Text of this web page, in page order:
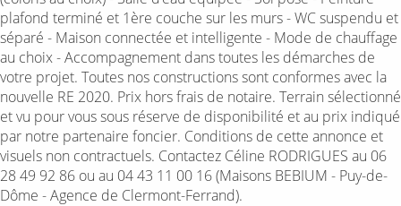
plafond terminé et 1ère couche sur les murs - WC suspendu et
séparé - Maison connectée et intelligente - Mode de chauffage
au choix - Accompagnement dans toutes les démarches de
votre projet. Toutes nos constructions sont conformes avec la
nouvelle RE 2020. Prix hors frais de notaire. Terrain sélectionné
et vu pour vous sous réserve de disponibilité et au prix indiqué
par notre partenaire foncier. Conditions de cette annonce et
visuels non contractuels. Contactez Céline RODRIGUES au 06
28 49 92 86 ou au 04 43 11 00 16 (Maisons BEBIUM - Puy-de-
Dôme - Agence de Clermont-Ferrand).